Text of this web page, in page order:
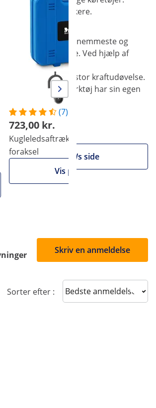
(7)
723,00 kr.
Kugleledsaftrækker - til VW T4
foraksel
Vis produkt
til hobbymekanikere.
værktøj er den nemmeste og
kommer til skade. Ved hjælp af
selv ved stor kraftudøvelse.
hvert stykke værktøj har sin egen
Besøg MSWs side
Skriv en anmeldelse
Sorter efter : Sort reviews